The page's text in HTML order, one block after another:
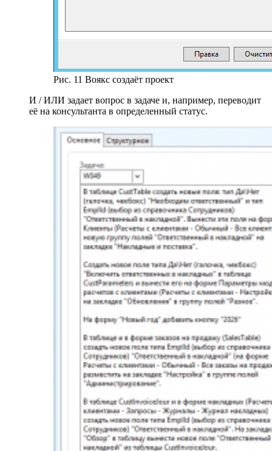
Рис. 11 Воякс создаёт проект
И / ИЛИ задает вопрос в задаче и, например, переводит
её на консультанта в определенный статус.